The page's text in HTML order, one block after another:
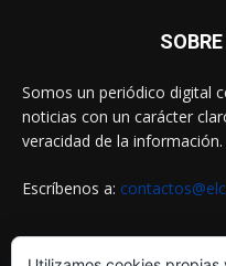
Somos un periódico digital
noticias con un carácter
veracidad de la información.
Escríbenos a: